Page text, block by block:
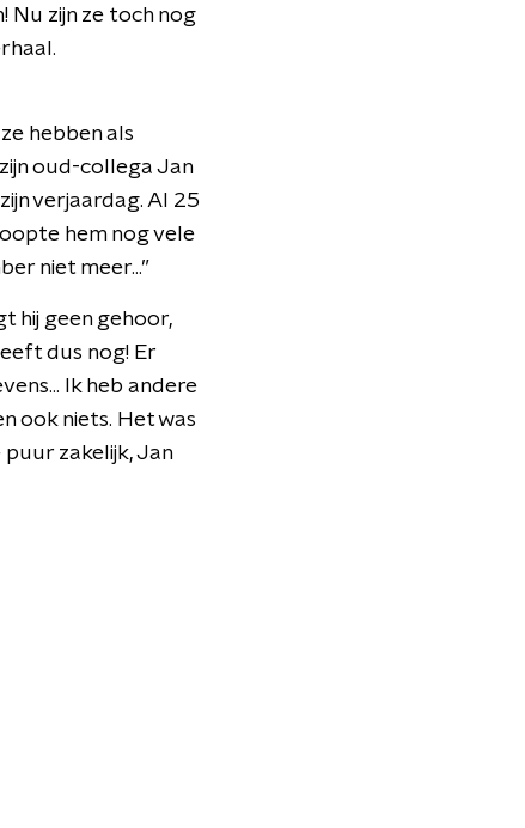
Nu zijn ze toch nog
hebben als
oud-collega Jan
verjaardag. Al 25
hem nog vele
niet meer...”
hij geen gehoor,
dus nog! Er
Ik heb andere
ook niets. Het was
puur zakelijk, Jan